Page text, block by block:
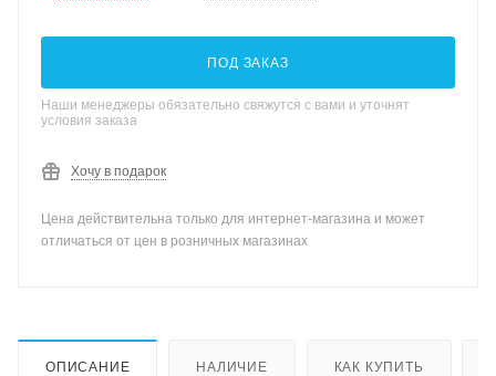
ПОД ЗАКАЗ
Наши менеджеры обязательно свяжутся с вами и уточнят
условия заказа
Хочу в подарок
Цена действительна только для интернет-магазина и может
отличаться от цен в розничных магазинах
ОПИСАНИЕ НАЛИЧИЕ КАК КУПИТЬ